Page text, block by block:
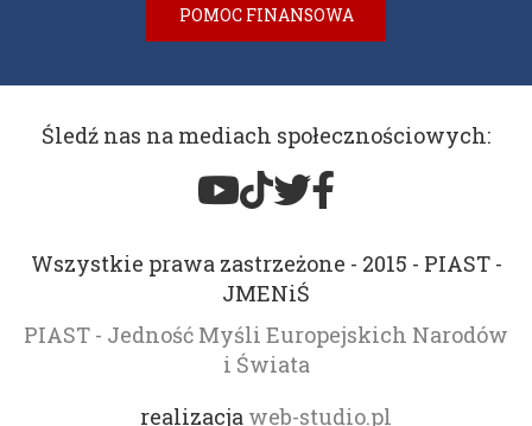
POMOC FINANSOWA
Śledź nas na mediach społecznościowych:
Wszystkie prawa zastrzeżone - 2015 - PIAST -
JMENiŚ
PIAST - Jedność Myśli Europejskich Narodów
i Świata
realizacja web-studio.pl